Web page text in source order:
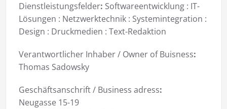
Dienstleistungsfelder: Softwareentwicklung : IT-
Lösungen : Netzwerktechnik : Systemintegration :
Design : Druckmedien : Text-Redaktion
Verantwortlicher Inhaber / Owner of Buisness:
Thomas Sadowsky
Geschäftsanschrift / Business adress:
Neugasse 15-19